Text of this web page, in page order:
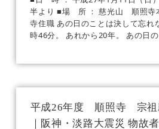
半より ■場 所 ： 慈光山 順照寺
寺住職 あの日のことは決して忘れ
時46分。 あれから20年。 あの日
平成26年度 順照寺 宗祖
｜阪神・淡路大震災 物故